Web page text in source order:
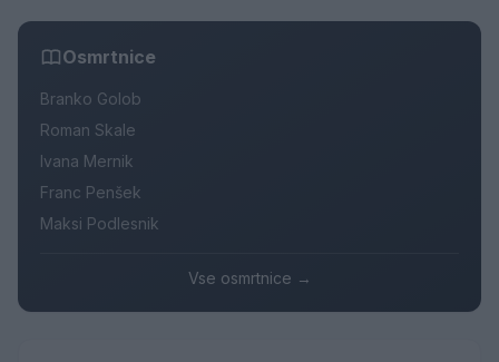
Osmrtnice
Branko Golob
Roman Skale
Ivana Mernik
Franc Penšek
Maksi Podlesnik
Vse osmrtnice →